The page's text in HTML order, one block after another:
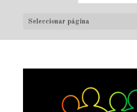
Seleccionar página